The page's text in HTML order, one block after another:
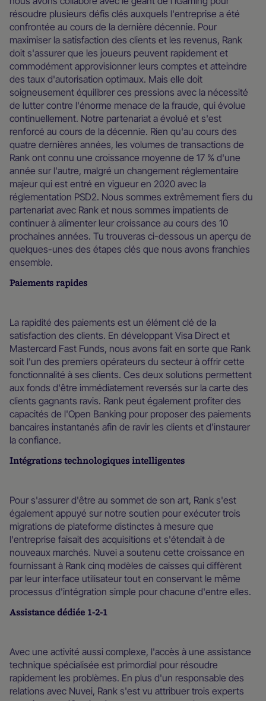
résoudre plusieurs défis clés auxquels l'entreprise a été
confrontée au cours de la dernière décennie. Pour
maximiser la satisfaction des clients et les revenus, Rank
doit s'assurer que les joueurs peuvent rapidement et
commodément approvisionner leurs comptes et atteindre
des taux d'autorisation optimaux. Mais elle doit
soigneusement équilibrer ces pressions avec la nécessité
de lutter contre l'énorme menace de la fraude, qui évolue
continuellement. Notre partenariat a évolué et s'est
renforcé au cours de la décennie. Rien qu'au cours des
quatre dernières années, les volumes de transactions de
Rank ont connu une croissance moyenne de 17 % d'une
année sur l'autre, malgré un changement réglementaire
majeur qui est entré en vigueur en 2020 avec la
réglementation PSD2. Nous sommes extrêmement fiers du
partenariat avec Rank et nous sommes impatients de
continuer à alimenter leur croissance au cours des 10
prochaines années. Tu trouveras ci-dessous un aperçu de
quelques-unes des étapes clés que nous avons franchies
ensemble.
Paiements rapides
La rapidité des paiements est un élément clé de la
satisfaction des clients. En développant Visa Direct et
Mastercard Fast Funds, nous avons fait en sorte que Rank
soit l'un des premiers opérateurs du secteur à offrir cette
fonctionnalité à ses clients. Ces deux solutions permettent
aux fonds d'être immédiatement reversés sur la carte des
clients gagnants ravis. Rank peut également profiter des
capacités de l'Open Banking pour proposer des paiements
bancaires instantanés afin de ravir les clients et d'instaurer
la confiance.
Intégrations technologiques intelligentes
Pour s'assurer d'être au sommet de son art, Rank s'est
également appuyé sur notre soutien pour exécuter trois
migrations de plateforme distinctes à mesure que
l'entreprise faisait des acquisitions et s'étendait à de
nouveaux marchés. Nuvei a soutenu cette croissance en
fournissant à Rank cinq modèles de caisses qui diffèrent
par leur interface utilisateur tout en conservant le même
processus d'intégration simple pour chacune d'entre elles.
Assistance dédiée 1-2-1
Avec une activité aussi complexe, l'accès à une assistance
technique spécialisée est primordial pour résoudre
rapidement les problèmes. En plus d'un responsable des
relations avec Nuvei, Rank s'est vu attribuer trois experts